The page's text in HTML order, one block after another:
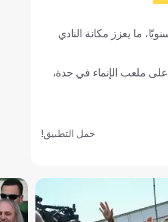
إبرام صفقة تاريخية، يستفيد بموجبها بأكثر من 100 مليون دولار سنويًا، ما يعزز مكانة النادي
على ملعب الإنماء في جدة،
حمل التطبيق!